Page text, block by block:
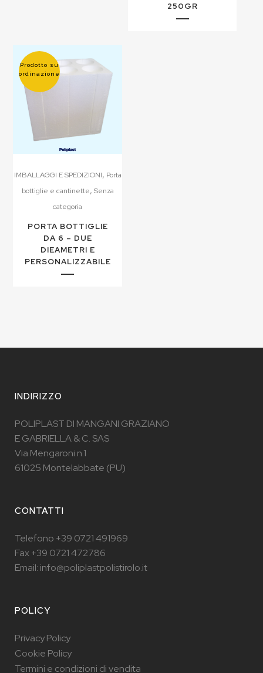
250GR
Prodotto su
ordinazione
IMBALLAGGI E SPEDIZIONI, Porta
bottiglie e cantinette, Senza
categoria
PORTA BOTTIGLIE
DA 6 – DUE
DIEAMETRI E
PERSONALIZZABILE
INDIRIZZO
POLIPLAST DI MANGANI GRAZIANO
E GABRIELLA & C. SAS
Via Mengaroni n.1
61025 Montelabbate (PU)
CONTATTI
Telefono +39 0721 491969
Fax +39 0721 472786
Email: info@poliplastpolistirolo.it
POLICY
Privacy Policy
Cookie Policy
Termini e condizioni di vendita